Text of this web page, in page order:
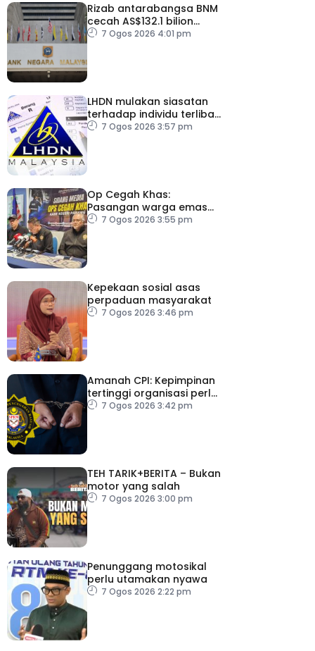
Rizab antarabangsa BNM
cecah AS$132.1 bilion
setakat Julai
7 Ogos 2026 4:01 pm
LHDN mulakan siasatan
terhadap individu terlibat
dalam Laporan RCI TH
7 Ogos 2026 3:57 pm
Op Cegah Khas:
Pasangan warga emas
antara 1,209 individu
7 Ogos 2026 3:55 pm
Kepekaan sosial asas
perpaduan masyarakat
7 Ogos 2026 3:46 pm
Amanah CPI: Kepimpinan
tertinggi organisasi perlu
pacu reformasi radikal
7 Ogos 2026 3:42 pm
TEH TARIK+BERITA – Bukan
motor yang salah
7 Ogos 2026 3:00 pm
Penunggang motosikal
perlu utamakan nyawa
7 Ogos 2026 2:22 pm